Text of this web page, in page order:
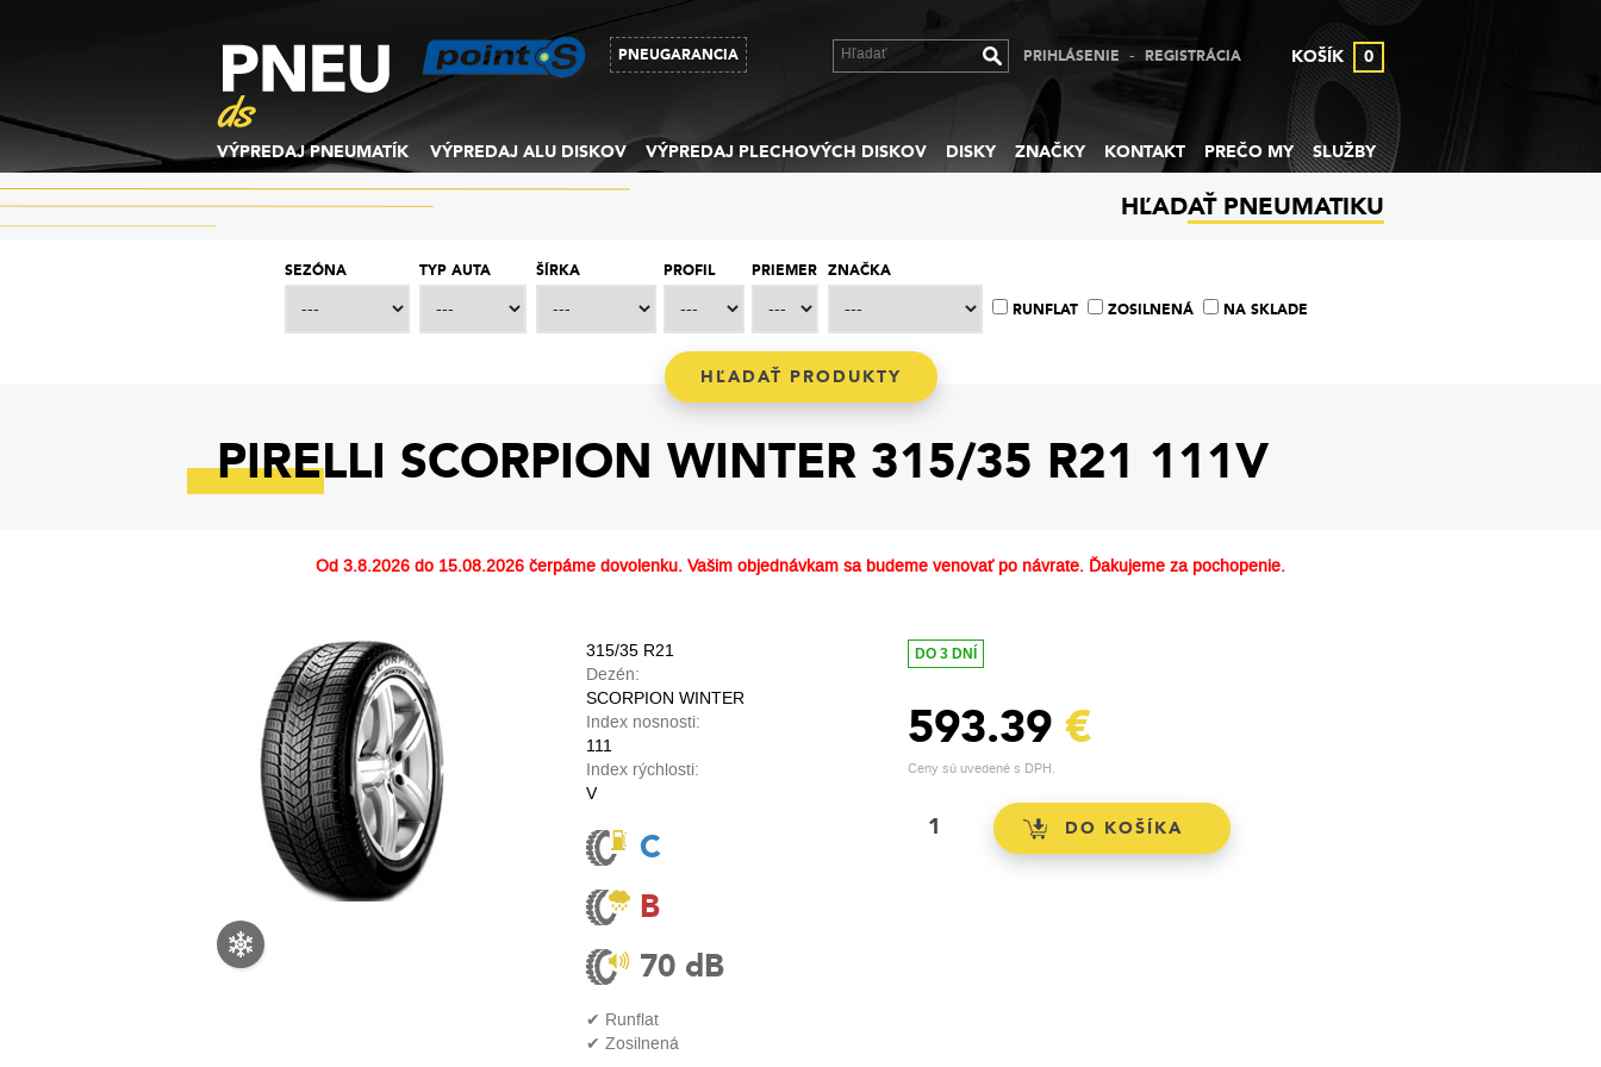
PNEUGARANCIA PRIHLÁSENIE - REGISTRÁCIA KOŠÍK 0
VÝPREDAJ PNEUMATÍK VÝPREDAJ ALU DISKOV VÝPREDAJ PLECHOVÝCH DISKOV DISKY ZNAČKY KONTAKT PREČO MY SLUŽBY
HĽADAŤ PNEUMATIKU
SEZÓNA TYP AUTA ŠÍRKA PROFIL PRIEMER ZNAČKA
RUNFLAT ZOSILNENÁ NA SKLADE
PIRELLI SCORPION WINTER 315/35 R21 111V
Od 3.8.2026 do 15.08.2026 čerpáme dovolenku. Vašim objednávkam sa budeme venovať po návrate. Ďakujeme za pochopenie.
315/35 R21
Dezén:
SCORPION WINTER
Index nosnosti:
111
Index rýchlosti:
V
C
B
70 dB
✔ Runflat
✔ Zosilnená
DO 3 DNÍ
593.39 €
Ceny sú uvedené s DPH.